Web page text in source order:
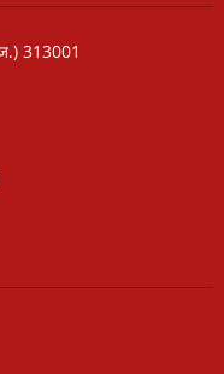
313001